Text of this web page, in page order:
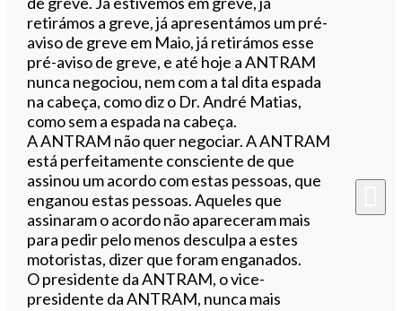
retirámos a greve, já apresentámos um pré-
aviso de greve em Maio, já retirámos esse
pré-aviso de greve, e até hoje a ANTRAM
nunca negociou, nem com a tal dita espada
na cabeça, como diz o Dr. André Matias,
como sem a espada na cabeça.
A ANTRAM não quer negociar. A ANTRAM
está perfeitamente consciente de que
assinou um acordo com estas pessoas, que
enganou estas pessoas. Aqueles que
assinaram o acordo não apareceram mais
para pedir pelo menos desculpa a estes
motoristas, dizer que foram enganados.
O presidente da ANTRAM, o vice-
presidente da ANTRAM, nunca mais